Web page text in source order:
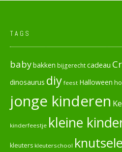
TAGS
babybakken bijgerechtcadeau
dinosaurus diy feest Halloween
jonge kinderen
kinderfeestje kleine
kleuters kleuterschool